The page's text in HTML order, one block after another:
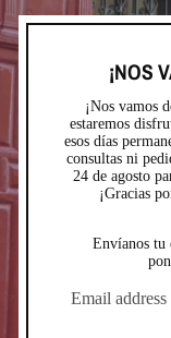
¡NOS
¡Nos vamos
estaremos
esos días
consultas ni
24 de agosto
¡Gracias
Envíanos tu
ELECTRÓNICO